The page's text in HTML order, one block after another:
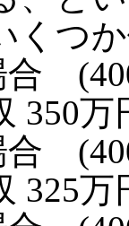
くつ
合
350万
合
325万